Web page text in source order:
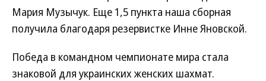
Мария Музычук. Еще 1,5 пункта наша сборная
получила благодаря резервистке Инне Яновской.
Победа в командном чемпионате мира стала
знаковой для украинских женских шахмат.